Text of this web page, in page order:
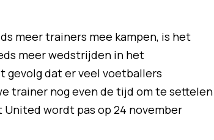
meer trainers mee kampen, is het
meer wedstrijden in het
dat er veel voetballers
trainer nog even de tijd om te settelen
wordt pas op 24 november